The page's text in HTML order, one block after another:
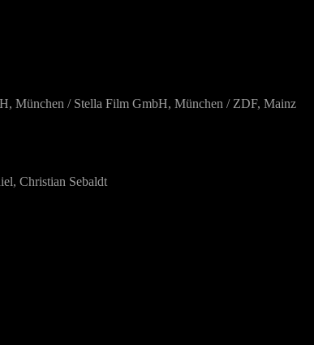
München / Stella Film GmbH, München / ZDF, Mainz
Christian Sebaldt